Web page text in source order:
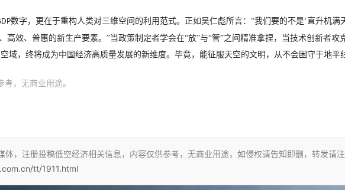
数字，更在于重构人类对三维空间的利用范式。正如吴仁彪所言：“我们要的不是‘直升机满
高效、普惠的新生产要素。”当政策制定者学会在“放”与“管”之间精准拿捏，当技术创新者攻
域，终将成为中国经济高质量发展的新维度。毕竟，能征服天空的文明，从不会困守于地平
，无商业用途。
体，注册投稿低空经济相关信息，内容仅供参考，无商业用途，如侵权请告知即删，转发请注
tt/1911.html